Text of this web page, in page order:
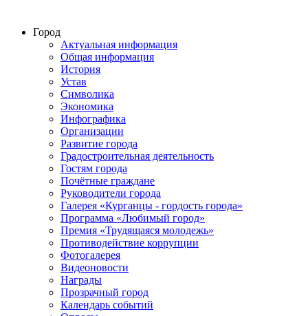
Город
Актуальная информация
Общая информация
История
Устав
Символика
Экономика
Инфографика
Организации
Развитие города
Градостроительная деятельность
Гостям города
Почётные граждане
Руководители города
Галерея «Курганцы - гордость города»
Программа «Любимый город»
Премия «Трудящаяся молодежь»
Противодействие коррупции
Фотогалерея
Видеоновости
Награды
Прозрачный город
Календарь событий